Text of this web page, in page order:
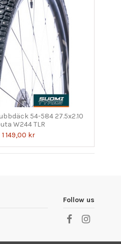
54-584 27.5x2.10
W244 TLR
1 149,00 kr
Follow us